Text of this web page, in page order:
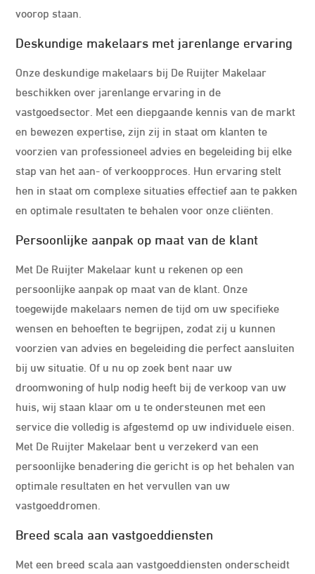
voorop staan.
Deskundige makelaars met jarenlange ervaring
Onze deskundige makelaars bij De Ruijter Makelaar
beschikken over jarenlange ervaring in de
vastgoedsector. Met een diepgaande kennis van de markt
en bewezen expertise, zijn zij in staat om klanten te
voorzien van professioneel advies en begeleiding bij elke
stap van het aan- of verkoopproces. Hun ervaring stelt
hen in staat om complexe situaties effectief aan te pakken
en optimale resultaten te behalen voor onze cliënten.
Persoonlijke aanpak op maat van de klant
Met De Ruijter Makelaar kunt u rekenen op een
persoonlijke aanpak op maat van de klant. Onze
toegewijde makelaars nemen de tijd om uw specifieke
wensen en behoeften te begrijpen, zodat zij u kunnen
voorzien van advies en begeleiding die perfect aansluiten
bij uw situatie. Of u nu op zoek bent naar uw
droomwoning of hulp nodig heeft bij de verkoop van uw
huis, wij staan klaar om u te ondersteunen met een
service die volledig is afgestemd op uw individuele eisen.
Met De Ruijter Makelaar bent u verzekerd van een
persoonlijke benadering die gericht is op het behalen van
optimale resultaten en het vervullen van uw
vastgoeddromen.
Breed scala aan vastgoeddiensten
Met een breed scala aan vastgoeddiensten onderscheidt